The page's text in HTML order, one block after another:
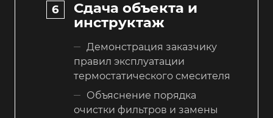
Сдача объекта и
инструктаж
Демонстрация заказчику
правил эксплуатации
термостатического смесителя
Объяснение порядка
очистки фильтров и замены